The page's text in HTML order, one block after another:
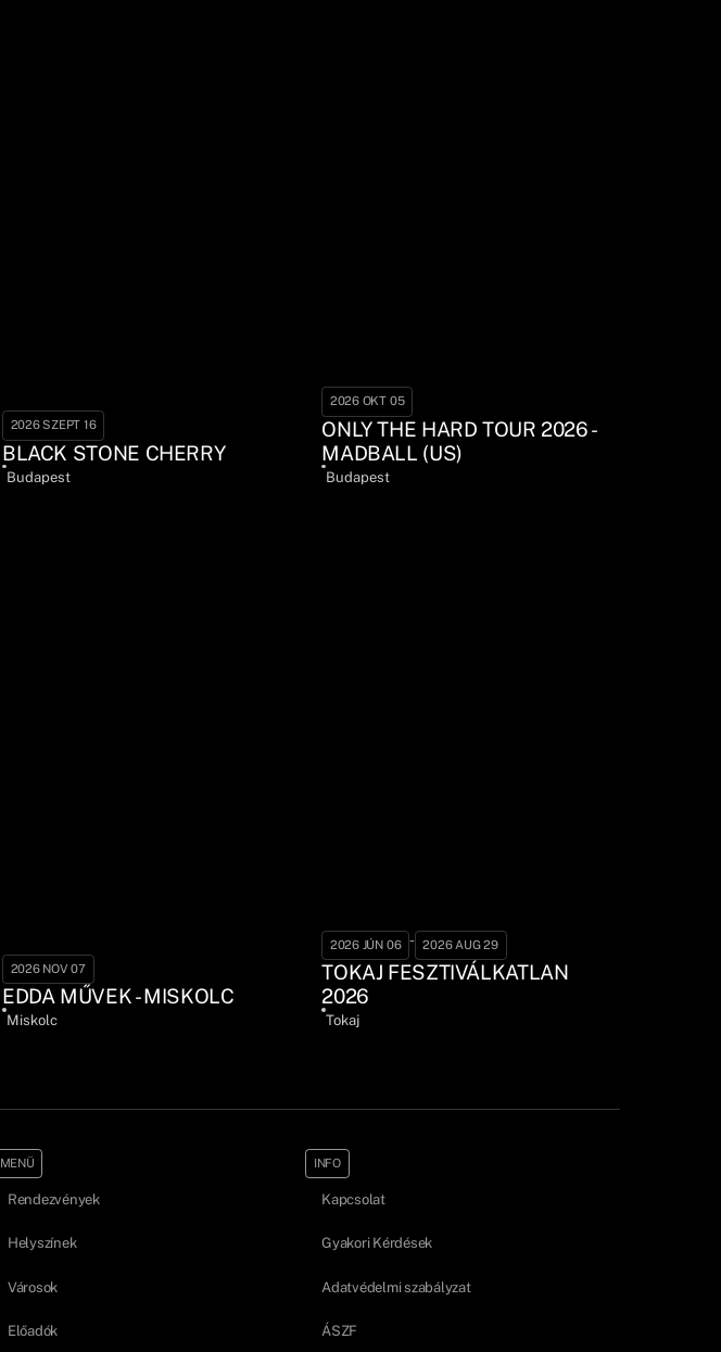
2026 SZEPT 16
BLACK STONE CHERRY
Budapest
2026 OKT 05
ONLY THE HARD TOUR 2026 -
MADBALL (US)
Budapest
2026 NOV 07
EDDA MŰVEK - MISKOLC
Miskolc
2026 JÚN 06 - 2026 AUG 29
TOKAJ FESZTIVÁLKATLAN
2026
Tokaj
MENÜ
Rendezvények
Helyszínek
Városok
Előadók
INFO
Kapcsolat
Gyakori Kérdések
Adatvédelmi szabályzat
ÁSZF